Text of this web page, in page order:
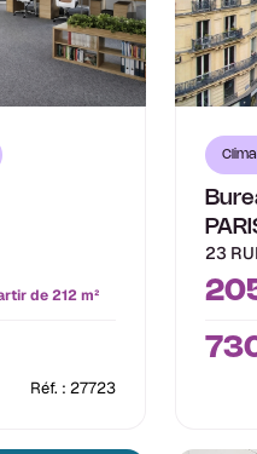
de 212 m²
Réf. : 27723
23